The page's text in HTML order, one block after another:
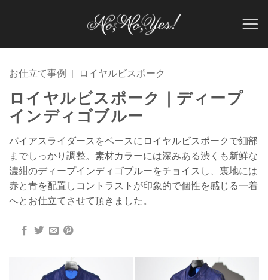
お仕立て事例 | ロイヤルビスポーク
ロイヤルビスポーク｜ディープ
インディゴブルー
バイアスライダースをベースにロイヤルビスポークで細部
までしっかり調整。素材カラーには深みある渋くも新鮮な
濃紺のディープインディゴブルーをチョイスし、裏地には
赤と青を配置しコントラストが印象的で個性を感じる一着
へとお仕立てさせて頂きました。